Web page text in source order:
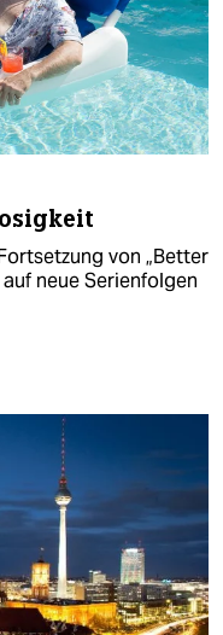
von „Better
neue Serienfolgen